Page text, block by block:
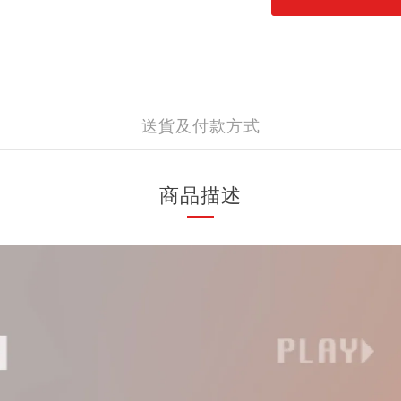
送貨及付款方式
商品描述